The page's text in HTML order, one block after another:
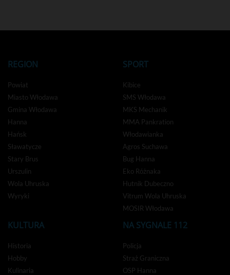
REGION
Powiat
Miasto Włodawa
Gmina Włodawa
Hanna
Hańsk
Sławatycze
Stary Brus
Urszulin
Wola Uhruska
Wyryki
SPORT
Kibice
SMS Włodawa
MKS Mechanik
MMA Pankration
Włodawianka
Agros Suchawa
Bug Hanna
Eko Różnaka
Hutnik Dubeczno
Vitrum Wola Uhruska
MOSIR Włodawa
KULTURA
Historia
Hobby
Kulinaria
NA SYGNALE 112
Policja
Straż Graniczna
OSP Hanna